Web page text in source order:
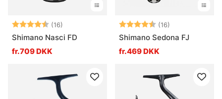
Vurdering: (16)
4.8 ud af 5 stjerner
Shimano Nasci FD
fr.709 DKK
Vurdering: (16)
Shimano Sedona FJ
fr.469 DKK